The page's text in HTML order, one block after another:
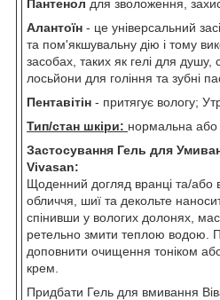
Пантенол для зволоження,
Алантоїн - це універсальний
та пом'якшувальну дію і тому
засобах, таких як гелі для душу,
лосьйони для гоління та зубні
Пентавітін - притягує вологу;
Тип/стан шкіри: нормальна або
Застосування Гель для
Vivasan:
Щоденний догляд вранці та/або
обличчя, шиї та декольте
спінивши у вологих долонях,
ретельно змити теплою водою.
доповнити очищення тоніком
крем.
Придбати Гель для вмивання